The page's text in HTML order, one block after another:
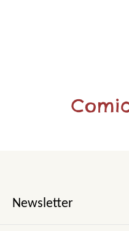
Newsletter